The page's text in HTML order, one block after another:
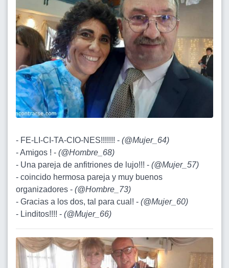
- FE-LI-CI-TA-CIO-NES!!!!!!! - (@Mujer_64)
- Amigos ! - (@Hombre_68)
- Una pareja de anfitriones de lujo!!! - (@Mujer_57)
- coincido hermosa pareja y muy buenos
organizadores - (@Hombre_73)
- Gracias a los dos, tal para cual! - (@Mujer_60)
- Linditos!!!! - (@Mujer_66)